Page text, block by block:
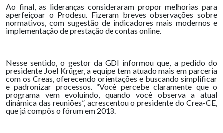
Ao final, as lideranças consideraram propor melhorias para
aperfeiçoar o Prodesu. Fizeram breves observações sobre
normativos, com sugestão de indicadores mais modernos e
implementação de prestação de contas online.
Nesse sentido, o gestor da GDI informou que, a pedido do
presidente Joel Krüger, a equipe tem atuado mais em parceria
com os Creas, oferecendo orientações e buscando simplificar
e padronizar processos. “Você percebe claramente que o
programa vem evoluindo, quando você observa a atual
dinâmica das reuniões”, acrescentou o presidente do Crea-CE,
que já compôs o fórum em 2018.